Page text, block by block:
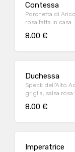
Contessa
Porchetta di
rosa fatta in casa
8.00 €
Duchessa
Speck dell'Alto
griglia, salsa rosa
8.00 €
Imperatrice